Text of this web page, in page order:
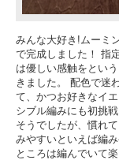
みんな大好き!ムーミ
で完成しました！ 指
は優しい感触をとい
きました。 配色で迷
て、かつお好きなイ
シブル編みにも初挑
そうでしたが、慣れ
みやすいといえば編
ところは編んでいて